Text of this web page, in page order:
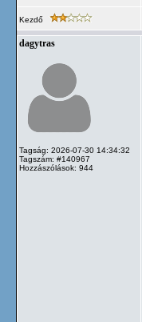
Kezdő
dagytras
Tagság: 2026-07-30 14:34:32
Tagszám: #140967
Hozzászólások: 944